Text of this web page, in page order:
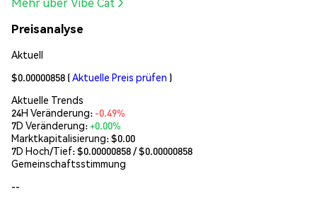
Preisanalyse
Aktuell
$0.00000858 (Aktuelle Preis prüfen )
Aktuelle Trends
24H Veränderung: -0.49%
7D Veränderung:+0.00%
Marktkapitalisierung:$0.00
7D Hoch/Tief: $0.00000858/ $0.00000858
Gemeinschaftsstimmung
--